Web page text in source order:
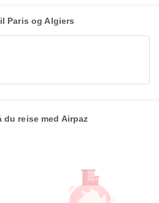
Paris og Algiers
du reise med Airpaz